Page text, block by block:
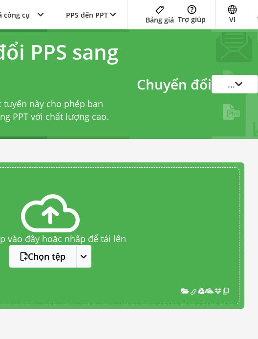
công cụ PPS đến PPT
Bảng giá Trợ giúp VI
PPS sang
này cho phép bạn
PPT với chất lượng cao.
Chuyển đổi ...
vào đây hoặc nhấp để tải lên
Chọn tệp